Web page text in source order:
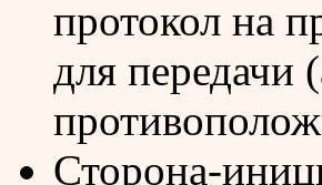
протокол на
для передачи
Сторона-